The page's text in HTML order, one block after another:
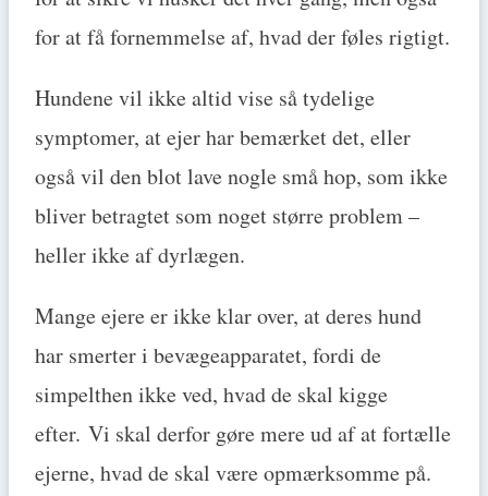
for at få fornemmelse af, hvad der føles rigtigt.
Hundene vil ikke altid vise så tydelige
symptomer, at ejer har bemærket det, eller
også vil den blot lave nogle små hop, som ikke
bliver betragtet som noget større problem –
heller ikke af dyrlægen.
Mange ejere er ikke klar over, at deres hund
har smerter i bevægeapparatet, fordi de
simpelthen ikke ved, hvad de skal kigge
efter. Vi skal derfor gøre mere ud af at fortælle
ejerne, hvad de skal være opmærksomme på.